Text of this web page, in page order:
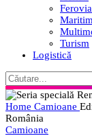
Maritim
Turism
Logistică
Home Camioane
România
Camioane